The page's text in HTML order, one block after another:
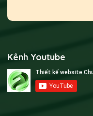
Kênh Youtube